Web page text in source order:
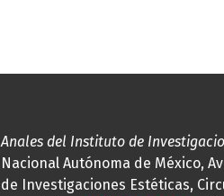
Anales del Instituto de
Nacional Autónoma de México,
de Investigaciones Estéticas,